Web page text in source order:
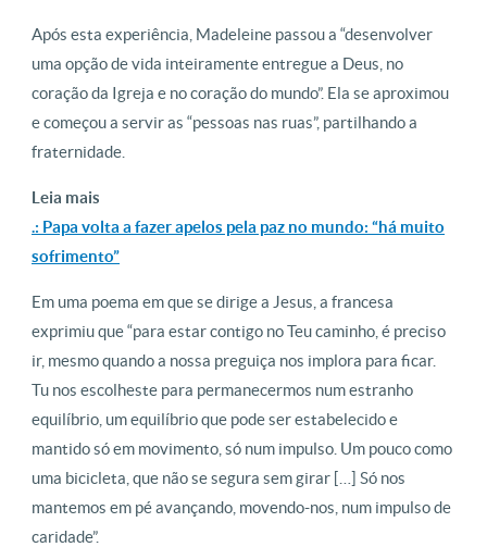
Após esta experiência, Madeleine passou a “desenvolver
uma opção de vida inteiramente entregue a Deus, no
coração da Igreja e no coração do mundo”. Ela se aproximou
e começou a servir as “pessoas nas ruas”, partilhando a
fraternidade.
Leia mais
.: Papa volta a fazer apelos pela paz no mundo: “há muito
sofrimento”
Em uma poema em que se dirige a Jesus, a francesa
exprimiu que “para estar contigo no Teu caminho, é preciso
ir, mesmo quando a nossa preguiça nos implora para ficar.
Tu nos escolheste para permanecermos num estranho
equilíbrio, um equilíbrio que pode ser estabelecido e
mantido só em movimento, só num impulso. Um pouco como
uma bicicleta, que não se segura sem girar […] Só nos
mantemos em pé avançando, movendo-nos, num impulso de
caridade”.